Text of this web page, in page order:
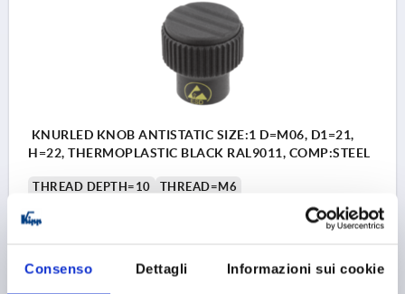
Consenso Dettagli Informazioni sui cookie
KNURLED KNOB ANTISTATIC SIZE:1 D=M06, D1=21,
H=22, THERMOPLASTIC BLACK RAL9011, COMP:STEEL
THREAD DEPTH=10
THREAD=M6
OUTSIDE DIAMETER=21
HEIGHT=22
H1=8